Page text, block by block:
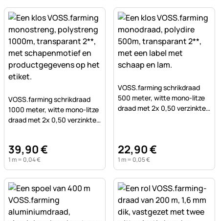
Nog geen beoordelingen geplaatst
VOSS.farming schrikdraad
1000 meter, witte mono-litze
draad met 2x 0,50 verzinkte
39,90€
1 m = 0,04€
VOSS.farming schrikdraad
500 meter, witte mono-litze
draad met 2x 0,50 verzinkte
22,90€
1 m = 0,05€